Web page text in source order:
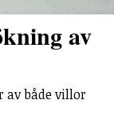
av
av både villor